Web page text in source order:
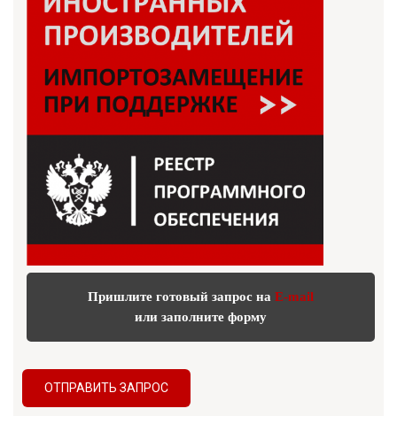
Пришлите готовый запрос на E-mail
или заполните форму
ОТПРАВИТЬ ЗАПРОС